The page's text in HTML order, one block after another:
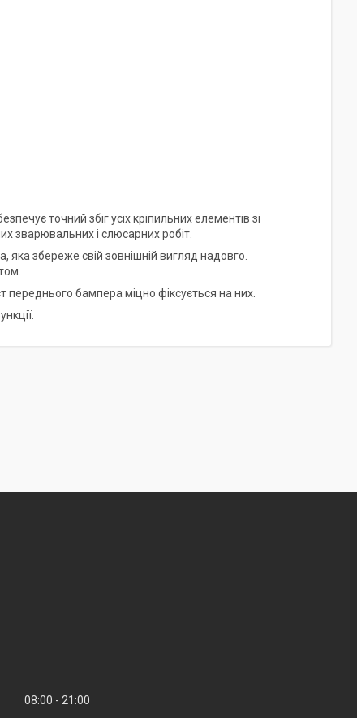
точний збіг усіх кріпильних елементів зі
зварювальних і слюсарних робіт.
яка збереже свій зовнішній вигляд надовго.
бампера міцно фіксується на них.
08:00
21:00